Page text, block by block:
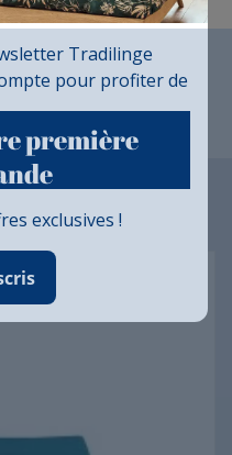
BLEU PAON
Tradilinge
pour profiter de
première
exclusives !